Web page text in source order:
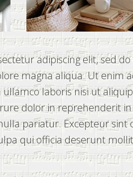
adipiscing elit, sed
magna aliqua. Ut enim
laboris nisi ut
dolor in reprehenderit
pariatur. Excepteur sint
qui officia deserunt